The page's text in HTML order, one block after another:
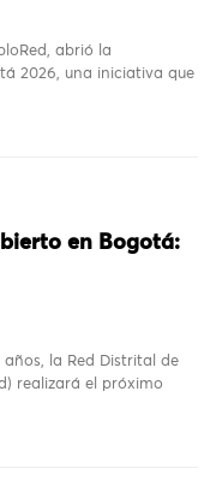
abrió la
2026, una iniciativa que
en Bogotá:
la Red Distrital de
realizará el próximo